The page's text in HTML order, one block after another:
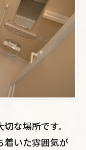
な場所です。
着いた雰囲気が